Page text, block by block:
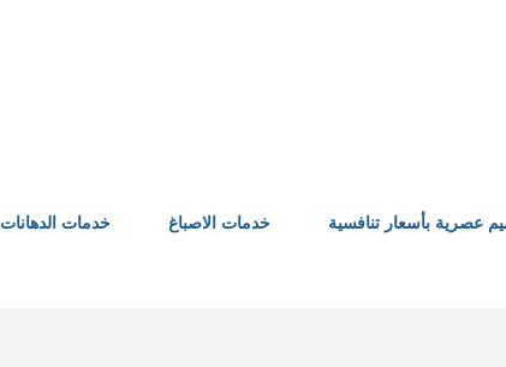
عصرية بأسعار تنافسية خدمات الاصباغ خدمات الدهانات